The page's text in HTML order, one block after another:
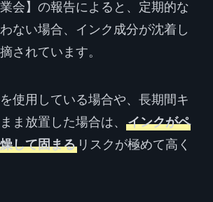
業会】の報告によると、定期的な
ない場合、インク成分が沈着し
されています。
使用している場合や、長期間キ
ま放置した場合は、 インクがペ
して固まるリスクが極めて高く